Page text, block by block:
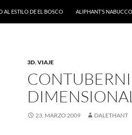
AL ESTILO DE EL BOSCO ALIPHANT’S NABUCCO
3D,VIAJE
DIMENSIONAL
23. MARZO 2009 DALETHANT